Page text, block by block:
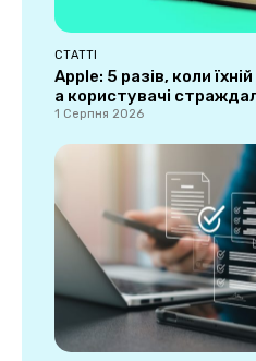
СТАТТІ
Apple: 5 разів, коли
а користувачі
1 Серпня 2026